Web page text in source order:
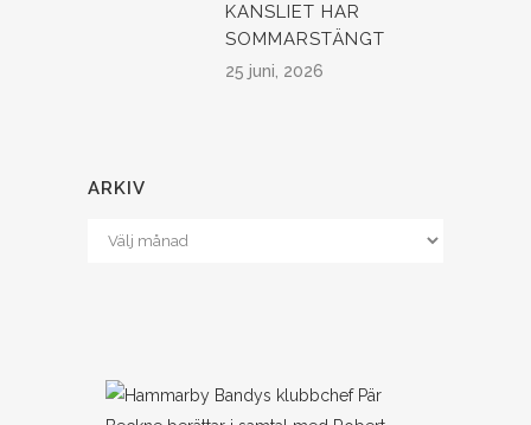
KANSLIET HAR
SOMMARSTÄNGT
25 juni, 2026
ARKIV
Arkiv